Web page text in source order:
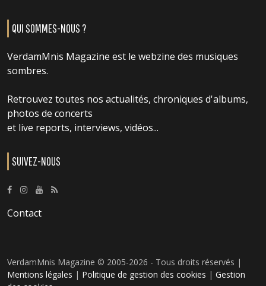
QUI SOMMES-NOUS ?
VerdamMnis Magazine est le webzine des musiques
sombres.
Retrouvez toutes nos actualités, chroniques d'albums,
photos de concerts
et live reports, interviews, vidéos...
SUIVEZ-NOUS
Contact
VerdamMnis Magazine © 2005-2026 - Tous droits réservés |
Mentions légales | Politique de gestion des cookies | Gestion